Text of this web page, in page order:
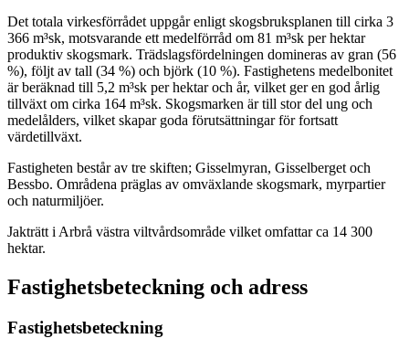
Det totala virkesförrådet uppgår enligt skogsbruksplanen till cirka 3
366 m³sk, motsvarande ett medelförråd om 81 m³sk per hektar
produktiv skogsmark. Trädslagsfördelningen domineras av gran (56
%), följt av tall (34 %) och björk (10 %). Fastighetens medelbonitet
är beräknad till 5,2 m³sk per hektar och år, vilket ger en god årlig
tillväxt om cirka 164 m³sk. Skogsmarken är till stor del ung och
medelålders, vilket skapar goda förutsättningar för fortsatt
värdetillväxt.
Fastigheten består av tre skiften; Gisselmyran, Gisselberget och
Bessbo. Områdena präglas av omväxlande skogsmark, myrpartier
och naturmiljöer.
Jakträtt i Arbrå västra viltvårdsområde vilket omfattar ca 14 300
hektar.
Fastighetsbeteckning och adress
Fastighetsbeteckning